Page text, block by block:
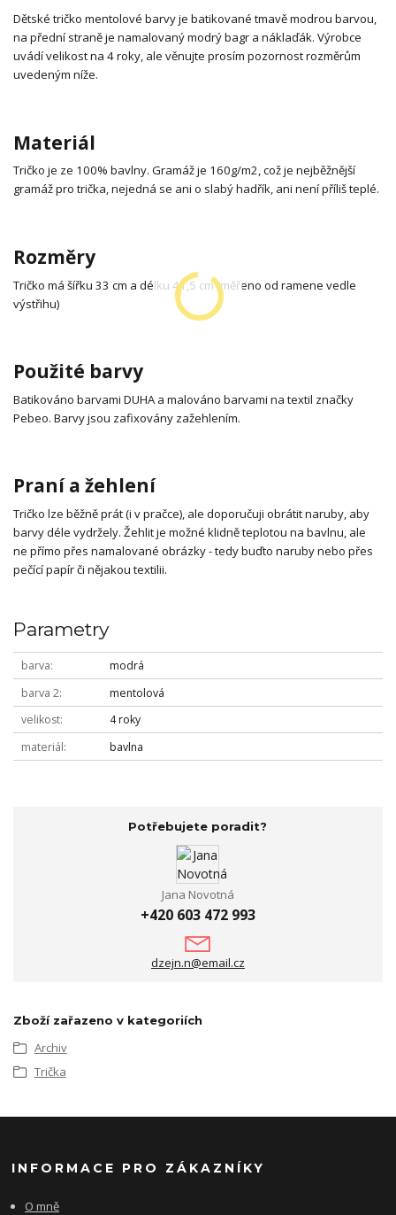
Dětské tričko mentolové barvy je batikované tmavě modrou barvou,
na přední straně je namalovaný modrý bagr a náklaďák. Výrobce
uvádí velikost na 4 roky, ale věnujte prosím pozornost rozměrům
uvedeným níže.
Materiál
Tričko je ze 100% bavlny. Gramáž je 160g/m2, což je nejběžnější
gramáž pro trička, nejedná se ani o slabý hadřík, ani není příliš teplé.
Rozměry
Tričko má šířku 33 cm a délku 41,5 cm (měřeno od ramene vedle
výstřihu)
Použité barvy
Batikováno barvami DUHA a malováno barvami na textil značky
Pebeo. Barvy jsou zafixovány zažehlením.
Praní a žehlení
Tričko lze běžně prát (i v pračce), ale doporučuji obrátit naruby, aby
barvy déle vydržely. Žehlit je možné klidně teplotou na bavlnu, ale
ne přímo přes namalované obrázky - tedy buďto naruby nebo přes
pečící papír či nějakou textilii.
Parametry
barva
modrá
barva 2
mentolová
velikost
4 roky
materiál
bavlna
Potřebujete poradit?
Jana Novotná
+420 603 472 993
dzejn.n@email.cz
Zboží zařazeno v kategoriích
Archiv
Trička
INFORMACE PRO ZÁKAZNÍKY
O mně